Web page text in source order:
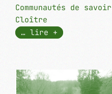
Communautés de
Cloître
… lire +